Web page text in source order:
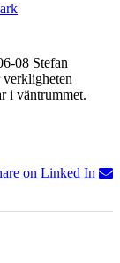
08 Stefan
i väntrummet.
on Linked In